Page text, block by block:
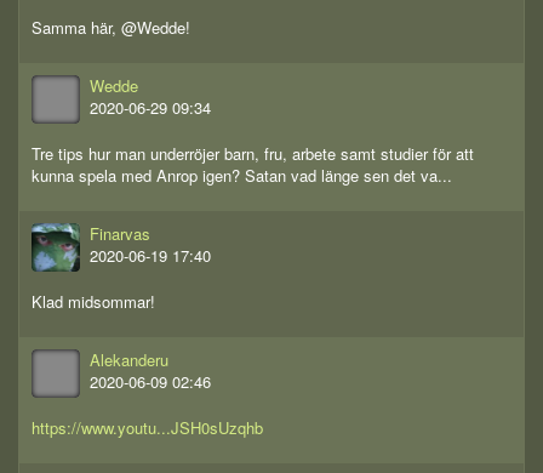
Samma här, @Wedde!
Wedde
2020-06-29 09:34
Tre tips hur man underröjer barn, fru, arbete samt studier för att
kunna spela med Anrop igen? Satan vad länge sen det va...
Finarvas
2020-06-19 17:40
Klad midsommar!
Alekanderu
2020-06-09 02:46
https://www.youtu...JSH0sUzqhb